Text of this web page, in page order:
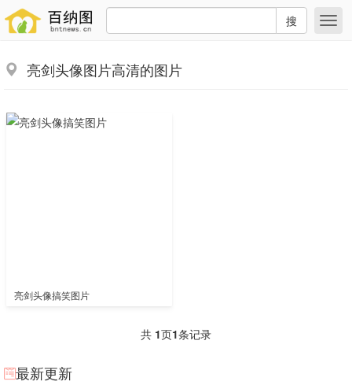
搜
亮剑头像图片高清的图片
亮剑头像搞笑图片
共 1页1条记录
最新更新